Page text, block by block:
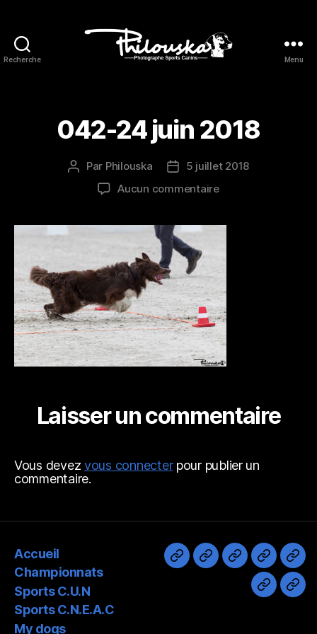
Recherche Menu
042-24 juin 2018
Auteur
l’article
Par Philouska
Date5 juillet 2018
Aucun commentairesur
2018
Laisser un commentaire
Vous devezvous connecterpour publier un
commentaire.
Accueil
Championnats
Sports C.U.N
Sports C.N.E.A.C
My dogs
AccueilChampionnats
Sports
C.U.N
Sports
My
Divers